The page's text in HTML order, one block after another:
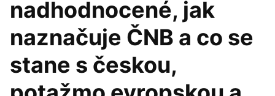
nadhodnocené, jak
naznačuje ČNB a co se
stane s českou,